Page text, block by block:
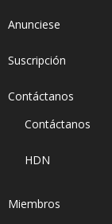
Anunciese
Suscripción
Contáctanos
Contáctanos
HDN
Miembros